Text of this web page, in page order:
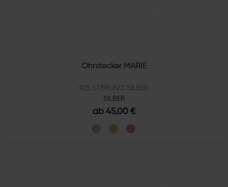
Ohrstecker MARIE
925 STERLING SILBER
SILBER
ab 45,00 €